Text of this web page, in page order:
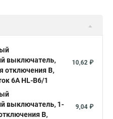
выключатель,
отключения B,
6А HL-B6/1
10,62 ₽
выключатель, 1-
B,
9,04 ₽